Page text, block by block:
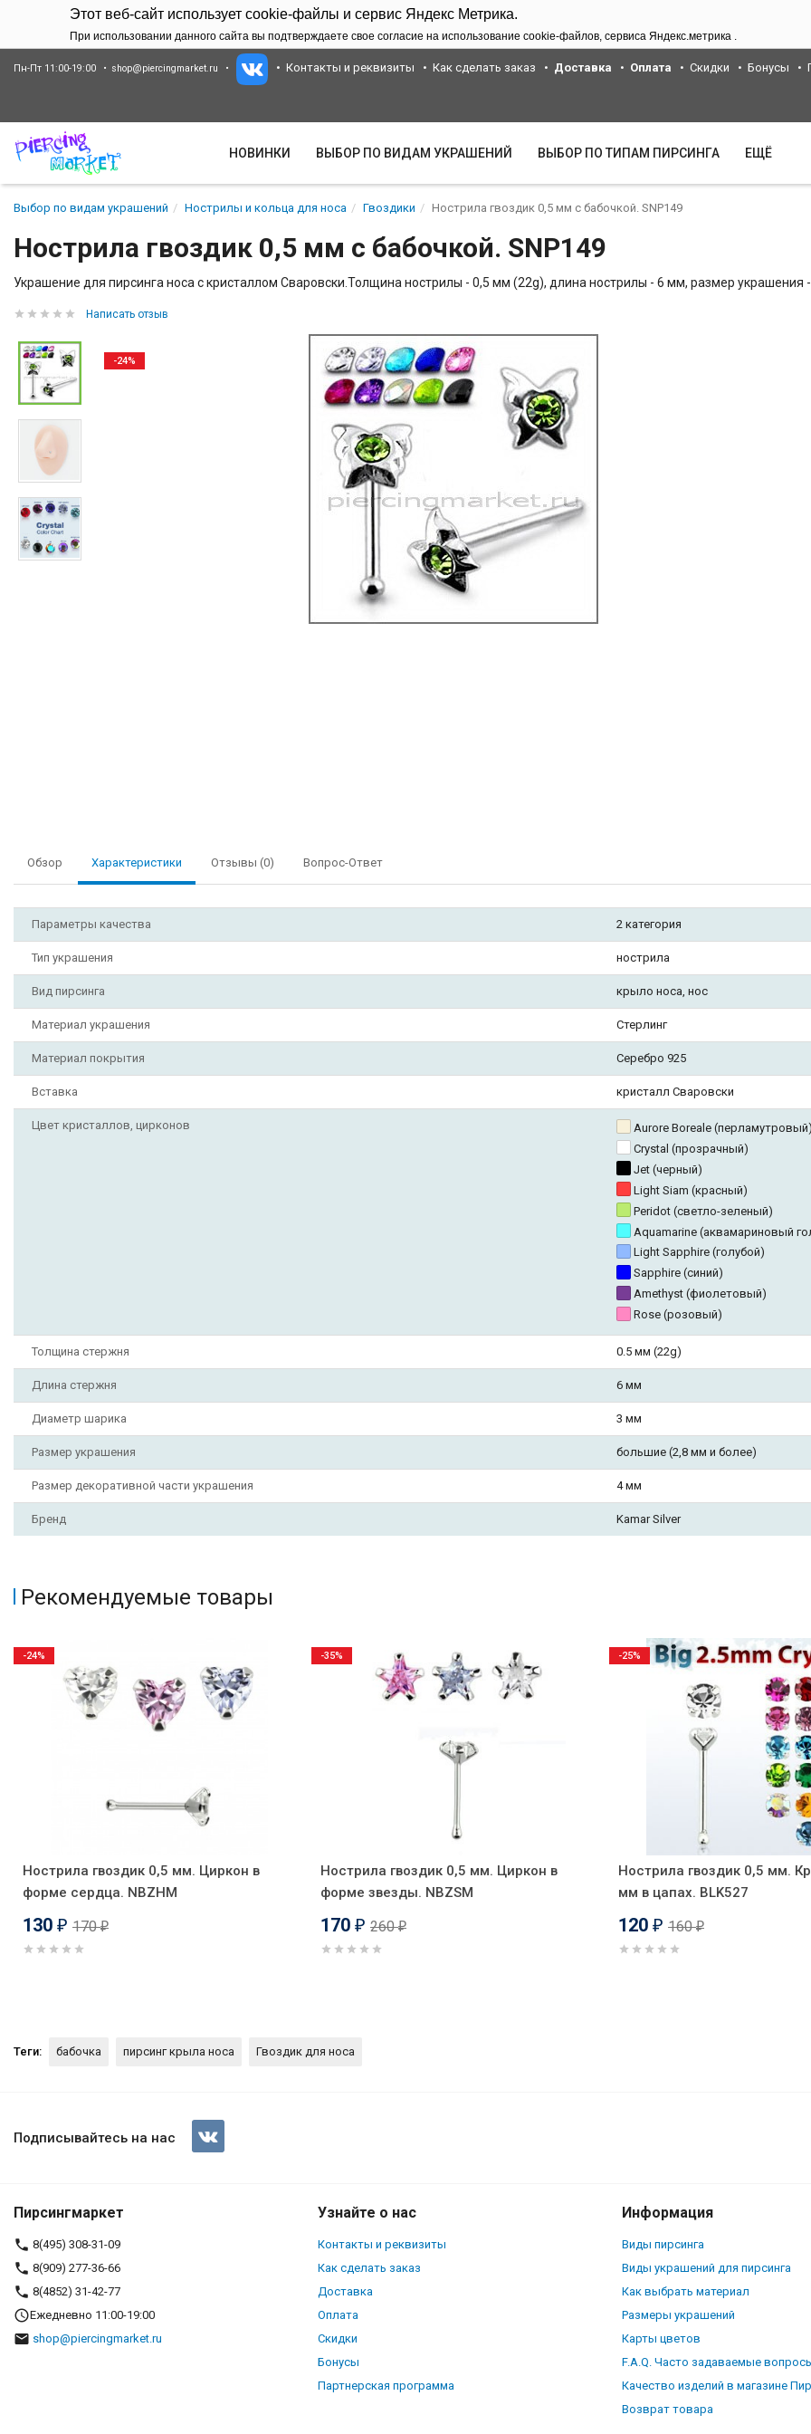
Этот веб-сайт использует cookie-файлы и сервис Яндекс Метрика.
При использовании данного сайта вы подтверждаете свое согласие на использование cookie-файлов, сервиса Яндекс.метрика .
Пн-Пт 11:00-19:00 shop@piercingmarket.ru Контакты и реквизиты Как сделать заказ Доставка Оплата Скидки Бонусы
НОВИНКИ ВЫБОР ПО ВИДАМ УКРАШЕНИЙ ВЫБОР ПО ТИПАМ ПИРСИНГА ЕЩЁ
Выбор по видам украшений Нострилы и кольца для носа Гвоздики Нострила гвоздик 0,5 мм с бабочкой. SNP149
Нострила гвоздик 0,5 мм с бабочкой. SNP149
Украшение для пирсинга носа с кристаллом Сваровски.Толщина нострилы - 0,5 мм (22g), длина нострилы - 6 мм, размер
Написать отзыв
-24%
Обзор Характеристики Отзывы (0) Вопрос-Ответ
Параметры качества 2 категория
Тип украшения нострила
Вид пирсинга крыло носа, нос
Материал украшения Стерлинг
Материал покрытия Серебро 925
Вставка кристалл Сваровски
Цвет кристаллов, цирконов
Aurore Boreale
Crystal (прозрачный)
Jet (черный)
Light Siam (красный)
Peridot (светло-зеленый)
Aquamarine (аквамариновый
Light Sapphire (голубой)
Sapphire (синий)
Amethyst (фиолетовый)
Rose (розовый)
Толщина стержня 0.5 мм (22g)
Длина стержня 6 мм
Диаметр шарика 3 мм
Размер украшения большие (2,8 мм и более)
Размер декоративной части украшения 4 мм
Бренд Kamar Silver
Рекомендуемые товары
Нострила гвоздик 0,5 мм. Циркон в
форме сердца. NBZHM
130 ₽ 170₽
-24%
Нострила гвоздик 0,5 мм. Циркон в
форме звезды. NBZSM
170 ₽ 260₽
-35%
Нострила гвоздик 0,5 мм.
мм в цапах. BLK527
120 ₽ 160₽
-25%
Теги: бабочка пирсинг крыла носа Гвоздик для носа
Нострила гвоздик 0,5 мм с бабочкой. SNP149
Подписывайтесь на нас
Пирсингмаркет
8(495) 308-31-09
8(909) 277-36-66
8(4852) 31-42-77
Ежедневно 11:00-19:00
shop@piercingmarket.ru
Узнайте о нас
Контакты и реквизиты
Как сделать заказ
Доставка
Оплата
Скидки
Бонусы
Партнерская программа
Информация
Виды пирсинга
Виды украшений для пирсинга
Как выбрать материал
Размеры украшений
Карты цветов
F.A.Q. Часто задаваемые
Качество изделий в магазине
Возврат товара